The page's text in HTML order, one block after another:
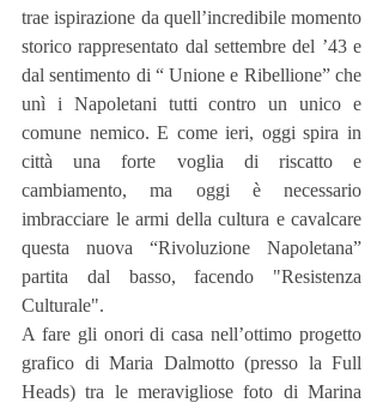
trae ispirazione da quell’incredibile momento
storico rappresentato dal settembre del ’43 e
dal sentimento di “ Unione e Ribellione” che
unì i Napoletani tutti contro un unico e
comune nemico. E come ieri, oggi spira in
città una forte voglia di riscatto e
cambiamento, ma oggi è necessario
imbracciare le armi della cultura e cavalcare
questa nuova “Rivoluzione Napoletana”
partita dal basso, facendo "Resistenza
Culturale".
A fare gli onori di casa nell’ottimo progetto
grafico di Maria Dalmotto (presso la Full
Heads) tra le meravigliose foto di Marina